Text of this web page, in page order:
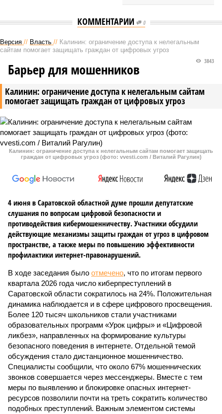
КОММЕНТАРИИ 0
Версия // Власть // Калинин: ограничение доступа к нелегальным
сайтам помогает защищать граждан от цифровых угроз
Калинин: ограничение доступа к нелегальным сайтам
помогает защищать граждан от цифровых угроз
3843
Барьер для мошенников
Калинин: ограничение доступа к нелегальным сайтам помогает защищать
граждан от цифровых угроз (фото: vvesti.com / Виталий Рагулин)
4 июня в Саратовской областной думе прошли депутатские
слушания по вопросам цифровой безопасности и
противодействия кибермошенничеству. Участники обсудили
действующие механизмы защиты граждан от угроз в цифровом
пространстве, а также меры по повышению эффективности
профилактики интернет-правонарушений.
В ходе заседания было отмечено, что по итогам первого
квартала 2026 года число киберпреступлений в
Саратовской области сократилось на 24%. Положительная
динамика наблюдается и в сфере цифрового просвещения.
Более 120 тысяч школьников стали участниками
образовательных программ «Урок цифры» и «Цифровой
ликбез», направленных на формирование культуры
безопасного поведения в интернете. Отдельной темой
обсуждения стало дистанционное мошенничество.
Специалисты сообщили, что около 67% мошеннических
звонков совершается через мессенджеры. Вместе с тем
меры по выявлению и блокировке опасных интернет-
ресурсов позволили почти на треть сократить количество
подобных преступлений. Важным элементом системы